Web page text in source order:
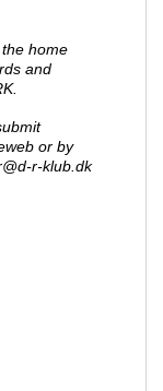
home
and
or by
r-klub.dk